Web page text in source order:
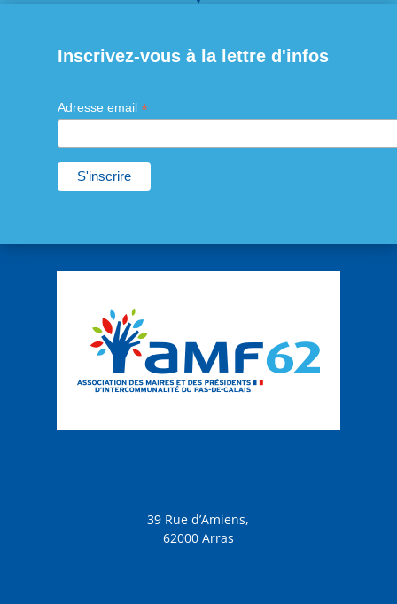
Inscrivez-vous à la lettre d'infos
Adresse email *
39 Rue d’Amiens,
62000 Arras